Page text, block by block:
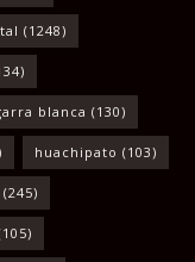
(1248)
blanca (130)
huachipato (103)
(245)